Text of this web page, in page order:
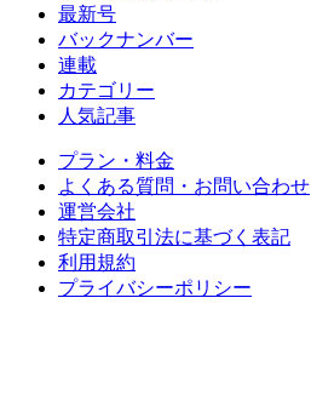
最新号
バックナンバー
連載
カテゴリー
人気記事
プラン・料金
よくある質問・お問い合わせ
運営会社
特定商取引法に基づく表記
利用規約
プライバシーポリシー